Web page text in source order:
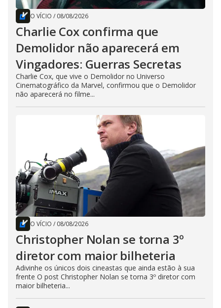
O VÍCIO / 08/08/2026
Charlie Cox confirma que
Demolidor não aparecerá em
Vingadores: Guerras Secretas
Charlie Cox, que vive o Demolidor no Universo
Cinematográfico da Marvel, confirmou que o Demolidor
não aparecerá no filme...
O VÍCIO / 08/08/2026
Christopher Nolan se torna 3º
diretor com maior bilheteria
Adivinhe os únicos dois cineastas que ainda estão à sua
frente O post Christopher Nolan se torna 3º diretor com
maior bilheteria...